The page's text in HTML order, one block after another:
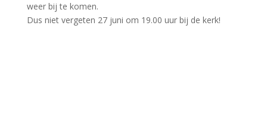
weer bij te komen.
Dus niet vergeten 27 juni om 19.00 uur bij de kerk!